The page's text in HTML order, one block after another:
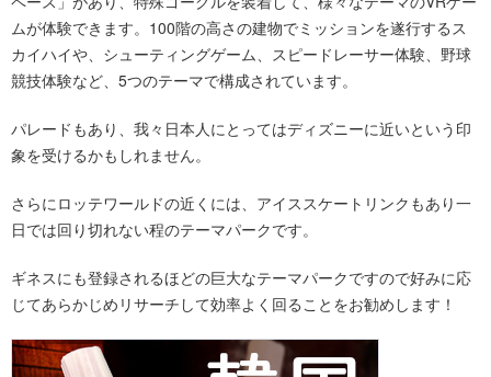
ムが体験できます。100階の高さの建物でミッションを遂行するス
カイハイや、シューティングゲーム、スピードレーサー体験、野球
競技体験など、5つのテーマで構成されています。
パレードもあり、我々日本人にとってはディズニーに近いという印
象を受けるかもしれません。
さらにロッテワールドの近くには、アイススケートリンクもあり一
日では回り切れない程のテーマパークです。
ギネスにも登録されるほどの巨大なテーマパークですので好みに応
じてあらかじめリサーチして効率よく回ることをお勧めします！